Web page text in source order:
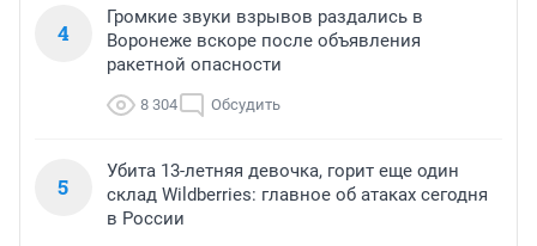
4
Громкие звуки взрывов раздались в
Воронеже вскоре после объявления
ракетной опасности
8 304 Обсудить
5
Убита 13-летняя девочка, горит еще один
склад Wildberries: главное об атаках сегодня
в России